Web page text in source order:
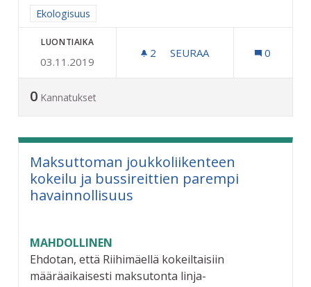
Rajaa tulokset aihepiirin mukaan: Ekologisuus
Ekologisuus
LUONTIAIKA
03.11.2019
2 2 SEURAAJAA
SEURAA 0
0 Kannatukset
Maksuttoman joukkoliikenteen
kokeilu ja bussireittien parempi
havainnollisuus
MAHDOLLINEN
Ehdotan, että Riihimäellä kokeiltaisiin
määräaikaisesti maksutonta linja-